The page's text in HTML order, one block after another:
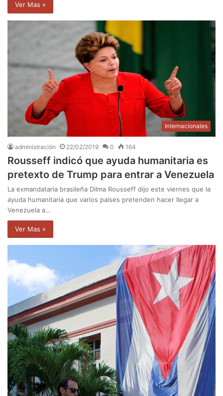
Ver Mas »
Internacionales
administración 22/02/2019 0 164
Rousseff indicó que ayuda humanitaria es
pretexto de Trump para entrar a Venezuela
La exmandataria brasileña Dilma Rousseff dijo este viernes que la
ayuda humanitaria que varios países pretenden hacer llegar a
Venezuela a…
Ver Mas »